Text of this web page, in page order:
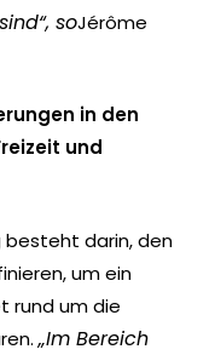
soJérôme
in den
und
besteht darin, den
um ein
rund um die
„Im Bereich